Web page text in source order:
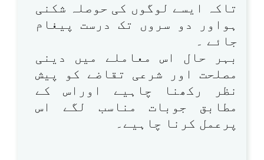
تاکہ ایسے لوگوں کی حوصلہ شکنی
ہواور دو سروں تک درست پیغام
جائے ۔
بہر حال اس معاملے میں دینی
مصلحت اور شرعی تقاضے کو پیش
نظر رکھنا چاہیے اوراس کے
مطابق جوبات مناسب لگے اس
پرعمل کرنا چاہیے۔